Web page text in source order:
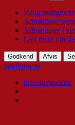
Vælg
Administrer
Administrer
Læs mere om
Godkend Afvis
præferencer
Privatlivspolitik